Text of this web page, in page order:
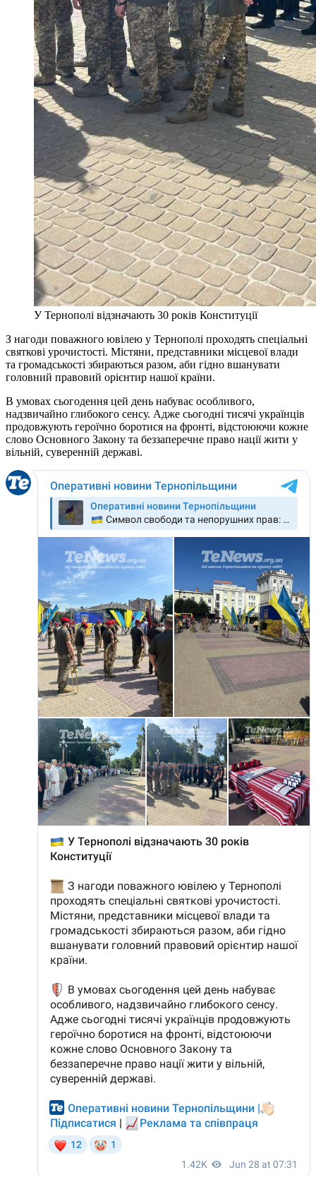
У Тернополі відзначають 30 років Конституції
З нагоди поважного ювілею у Тернополі проходять спеціальні
святкові урочистості. Містяни, представники місцевої влади
та громадськості збираються разом, аби гідно вшанувати
головний правовий орієнтир нашої країни.
В умовах сьогодення цей день набуває особливого,
надзвичайно глибокого сенсу. Адже сьогодні тисячі українців
продовжують героїчно боротися на фронті, відстоюючи кожне
слово Основного Закону та беззаперечне право нації жити у
вільній, суверенній державі.